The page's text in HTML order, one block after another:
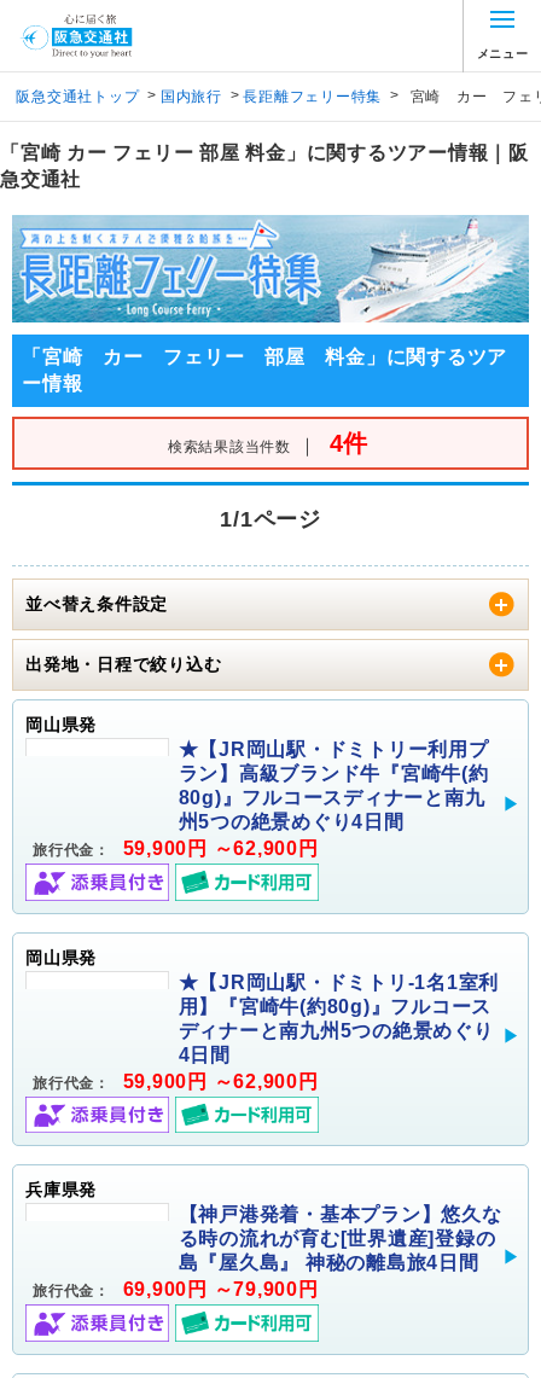
メニュー
阪急交通社トップ > 国内旅行 > 長距離フェリー特集 > 宮崎 カー フェ
「宮崎 カー フェリー 部屋 料金」に関するツアー情報｜阪
急交通社
「宮崎 カー フェリー 部屋 料金」に関するツア
ー情報
検索結果該当件数 ｜ 4件
1/1ページ
並べ替え条件設定
出発地・日程で絞り込む
岡山県発
★【JR岡山駅・ドミトリー利用プ
ラン】高級ブランド牛『宮崎牛(約
80g)』フルコースディナーと南九
州5つの絶景めぐり4日間
旅行代金： 59,900円 ～62,900円
岡山県発
★【JR岡山駅・ドミトリ-1名1室利
用】『宮崎牛(約80g)』フルコース
ディナーと南九州5つの絶景めぐり
4日間
旅行代金： 59,900円 ～62,900円
兵庫県発
【神戸港発着・基本プラン】悠久な
る時の流れが育む[世界遺産]登録の
島『屋久島』 神秘の離島旅4日間
旅行代金： 69,900円 ～79,900円